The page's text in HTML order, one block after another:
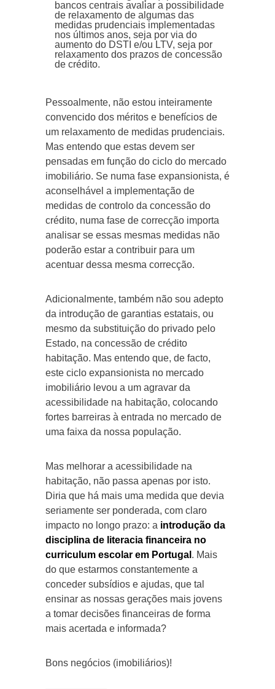
bancos centrais avaliar a possibilidade
de relaxamento de algumas das
medidas prudenciais implementadas
nos últimos anos, seja por via do
aumento do DSTI e/ou LTV, seja por
relaxamento dos prazos de concessão
de crédito.
Pessoalmente, não estou inteiramente
convencido dos méritos e benefícios de
um relaxamento de medidas prudenciais.
Mas entendo que estas devem ser
pensadas em função do ciclo do mercado
imobiliário. Se numa fase expansionista, é
aconselhável a implementação de
medidas de controlo da concessão do
crédito, numa fase de correcção importa
analisar se essas mesmas medidas não
poderão estar a contribuir para um
acentuar dessa mesma correcção.
Adicionalmente, também não sou adepto
da introdução de garantias estatais, ou
mesmo da substituição do privado pelo
Estado, na concessão de crédito
habitação. Mas entendo que, de facto,
este ciclo expansionista no mercado
imobiliário levou a um agravar da
acessibilidade na habitação, colocando
fortes barreiras à entrada no mercado de
uma faixa da nossa população.
Mas melhorar a acessibilidade na
habitação, não passa apenas por isto.
Diria que há mais uma medida que devia
seriamente ser ponderada, com claro
impacto no longo prazo: a introdução da
disciplina de literacia financeira no
curriculum escolar em Portugal . Mais
do que estarmos constantemente a
conceder subsídios e ajudas, que tal
ensinar as nossas gerações mais jovens
a tomar decisões financeiras de forma
mais acertada e informada?
Bons negócios (imobiliários)!